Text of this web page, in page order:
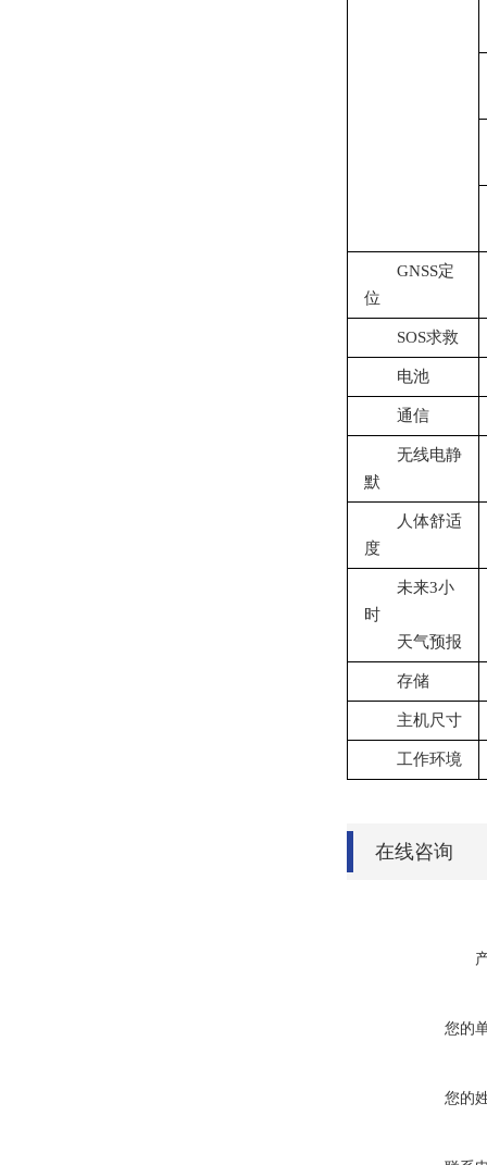
GNSS定
位
SOS求救
电池
通信
无线电静
默
人体舒适
度
未来3小
时
天气预报
存储
主机尺寸
工作环境
在线咨询
您的
您的